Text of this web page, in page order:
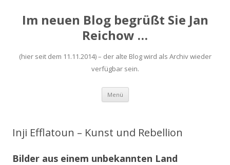
Im neuen Blog begrüßt Sie Jan
Reichow …
(hier seit dem 11.11.2014) – der alte Blog wird als Archiv wieder
verfügbar sein.
Menü Zum
springen
Inji Efflatoun – Kunst und Rebellion
Bilder aus einem unbekannten Land